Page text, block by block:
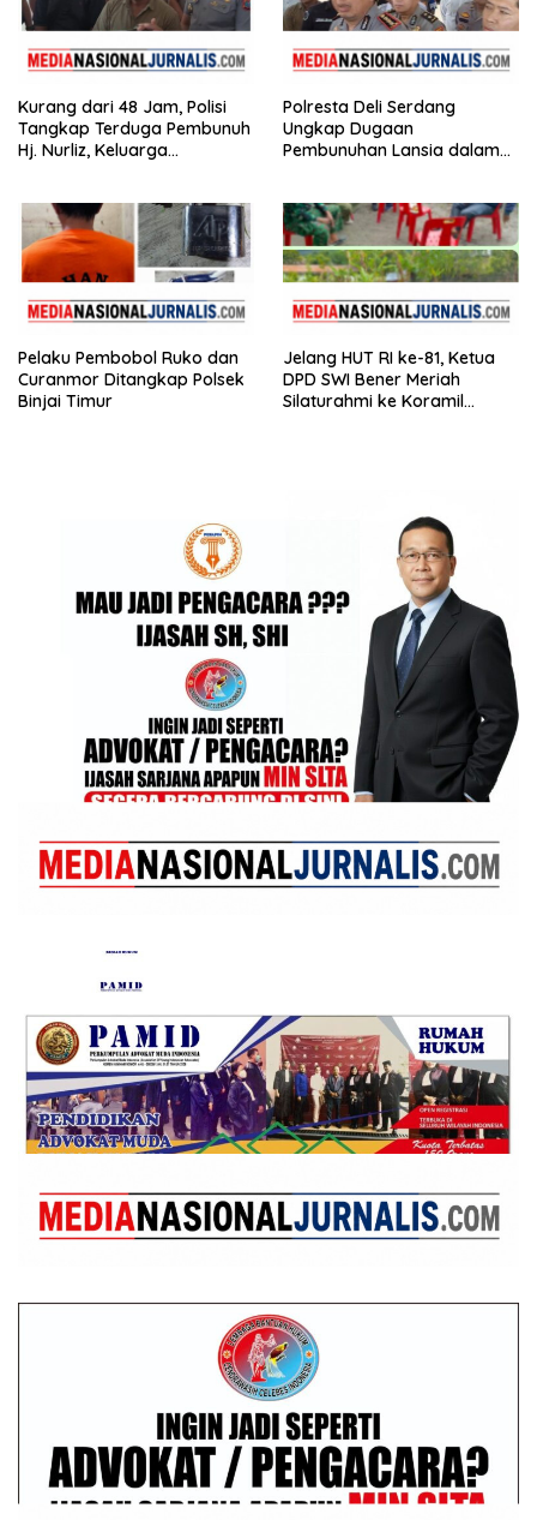
Kurang dari 48 Jam, Polisi
Tangkap Terduga Pembunuh
Hj. Nurliz, Keluarga
Polresta Deli Serdang
Ungkap Dugaan
Pembunuhan Lansia dalam
Pelaku Pembobol Ruko dan
Curanmor Ditangkap Polsek
Binjai Timur
Jelang HUT RI ke-81, Ketua
DPD SWI Bener Meriah
Silaturahmi ke Koramil